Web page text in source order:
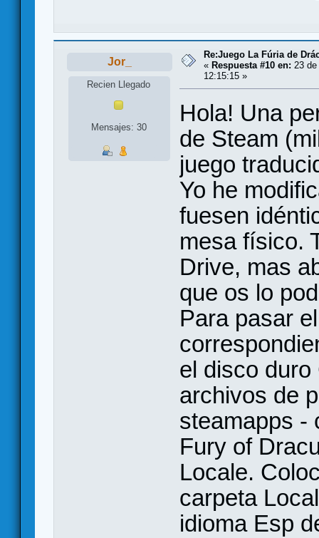
Jor_
Recien Llegado
Mensajes: 30
Re:Juego La Fúria de
« Respuesta #10 en: 23
12:15:15 »
Hola! Una
de Steam
juego
Yo he
fuesen
mesa físico.
Drive, mas
que os lo
Para pasar
el disco
archivos de
steamapps -
Fury of
Locale.
carpeta
idioma Esp